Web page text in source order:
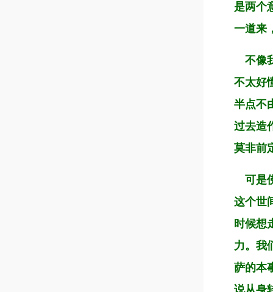
是两个
一道来
不像
不太好
半点不
过去造
莫非前
可是
这个世
时候想
力。我
萨的本
说从身